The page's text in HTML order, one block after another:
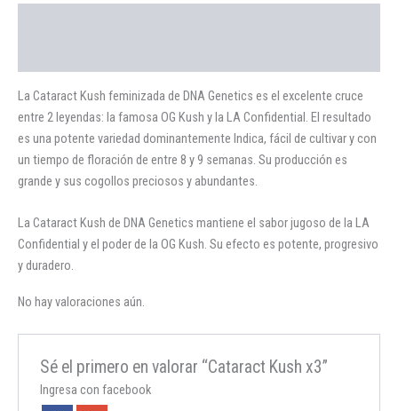
La Cataract Kush feminizada de DNA Genetics es el excelente cruce
entre 2 leyendas: la famosa OG Kush y la LA Confidential. El resultado
es una potente variedad dominantemente Indica, fácil de cultivar y con
un tiempo de floración de entre 8 y 9 semanas. Su producción es
grande y sus cogollos preciosos y abundantes.
La Cataract Kush de DNA Genetics mantiene el sabor jugoso de la LA
Confidential y el poder de la OG Kush. Su efecto es potente, progresivo
y duradero.
No hay valoraciones aún.
Sé el primero en valorar “Cataract Kush x3”
Ingresa con facebook